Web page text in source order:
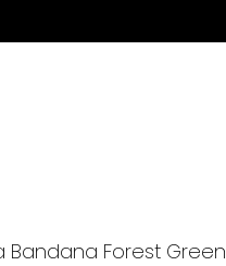
Bandana Forest Green